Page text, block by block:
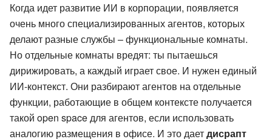
Когда идет развитие ИИ в корпорации, появляется
очень много специализированных агентов, которых
делают разные службы – функциональные комнаты.
Но отдельные комнаты вредят: ты пытаешься
дирижировать, а каждый играет свое. И нужен единый
ИИ-контекст. Они разбирают агентов на отдельные
функции, работающие в общем контексте получается
такой open space для агентов, если использовать
аналогию размещения в офисе. И это даетдисрапт